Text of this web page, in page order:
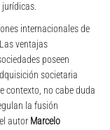
internacionales de
ventajas
poseen
societaria
contexto, no cabe duda
la fusión
autor Marcelo